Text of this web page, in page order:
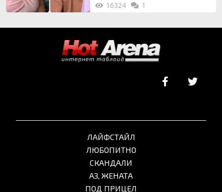
16324 1
ЛАЙФСТАЙЛ
ЛЮБОПИТНО
СКАНДАЛИ
АЗ, ЖЕНАТА
ПОД ПРИЦЕЛ